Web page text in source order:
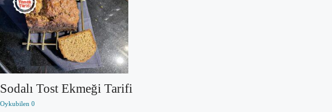
Sodalı Tost Ekmeği Tarifi
Oykubilen 0